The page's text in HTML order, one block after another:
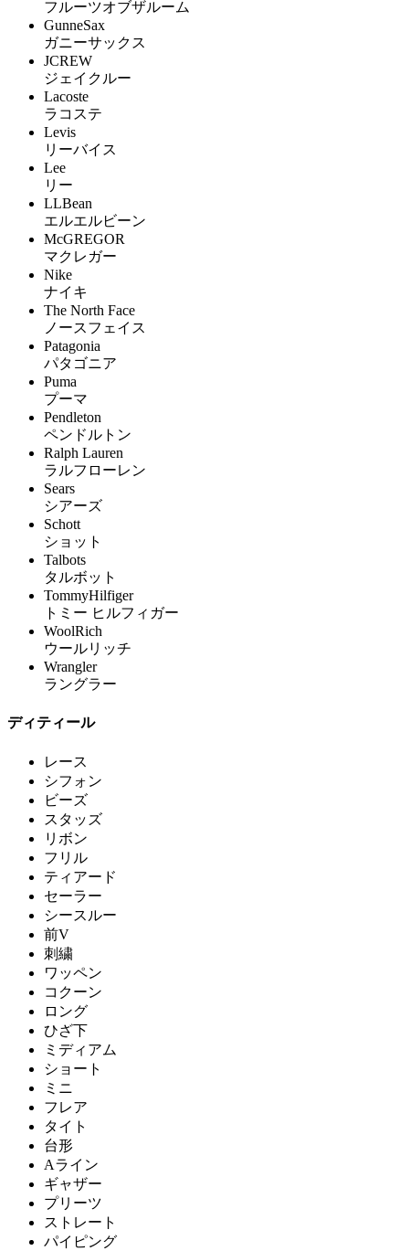
フルーツオブザルーム
GunneSax
ガニーサックス
JCREW
ジェイクルー
Lacoste
ラコステ
Levis
リーバイス
Lee
リー
LLBean
エルエルビーン
McGREGOR
マクレガー
Nike
ナイキ
The North Face
ノースフェイス
Patagonia
パタゴニア
Puma
プーマ
Pendleton
ペンドルトン
Ralph Lauren
ラルフローレン
Sears
シアーズ
Schott
ショット
Talbots
タルボット
TommyHilfiger
トミー ヒルフィガー
WoolRich
ウールリッチ
Wrangler
ラングラー
ディティール
レース
シフォン
ビーズ
スタッズ
リボン
フリル
ティアード
セーラー
シースルー
前V
刺繍
ワッペン
コクーン
ロング
ひざ下
ミディアム
ショート
ミニ
フレア
タイト
台形
Aライン
ギャザー
プリーツ
ストレート
パイピング